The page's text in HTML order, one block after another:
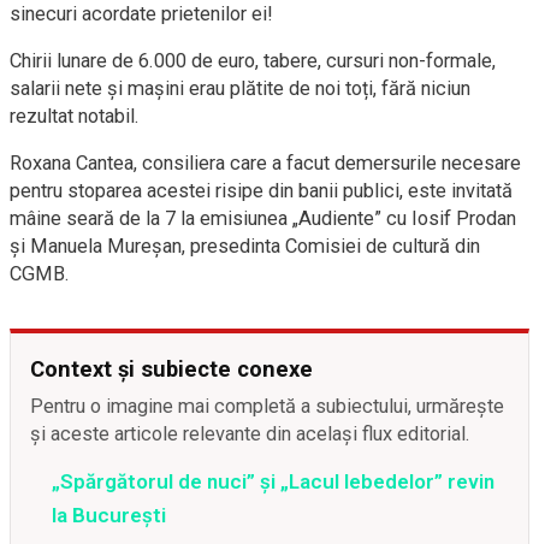
sinecuri acordate prietenilor ei!
Chirii lunare de 6.000 de euro, tabere, cursuri non-formale,
salarii nete și mașini erau plătite de noi toți, fără niciun
rezultat notabil.
Roxana Cantea, consiliera care a facut demersurile necesare
pentru stoparea acestei risipe din banii publici, este invitată
mâine seară de la 7 la emisiunea „Audiente” cu Iosif Prodan
și Manuela Mureșan, presedinta Comisiei de cultură din
CGMB.
Context și subiecte conexe
Pentru o imagine mai completă a subiectului, urmărește
și aceste articole relevante din același flux editorial.
„Spărgătorul de nuci” și „Lacul lebedelor” revin
la București